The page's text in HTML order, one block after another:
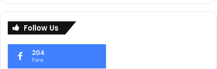
Follow Us
204
Fans